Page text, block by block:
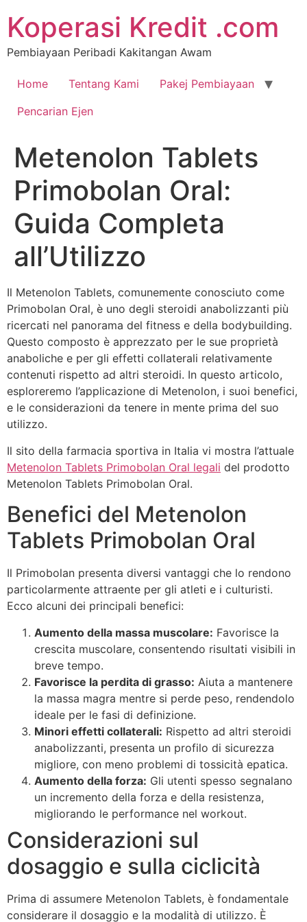
Koperasi Kredit .com
Pembiayaan Peribadi Kakitangan Awam
Home Tentang Kami
Pakej Pembiayaan
Pencarian Ejen
Metenolon Tablets
Primobolan Oral:
Guida Completa
all’Utilizzo
Il Metenolon Tablets, comunemente conosciuto come
Primobolan Oral, è uno degli steroidi anabolizzanti più
ricercati nel panorama del fitness e della bodybuilding.
Questo composto è apprezzato per le sue proprietà
anaboliche e per gli effetti collaterali relativamente
contenuti rispetto ad altri steroidi. In questo articolo,
esploreremo l’applicazione di Metenolon, i suoi benefici,
e le considerazioni da tenere in mente prima del suo
utilizzo.
Il sito della farmacia sportiva in Italia vi mostra l’attuale
Metenolon Tablets Primobolan Oral legali del prodotto
Metenolon Tablets Primobolan Oral.
Benefici del Metenolon
Tablets Primobolan Oral
Il Primobolan presenta diversi vantaggi che lo rendono
particolarmente attraente per gli atleti e i culturisti.
Ecco alcuni dei principali benefici:
Aumento della massa muscolare: Favorisce la
crescita muscolare, consentendo risultati visibili in
breve tempo.
Favorisce la perdita di grasso: Aiuta a mantenere
la massa magra mentre si perde peso, rendendolo
ideale per le fasi di definizione.
Minori effetti collaterali: Rispetto ad altri steroidi
anabolizzanti, presenta un profilo di sicurezza
migliore, con meno problemi di tossicità epatica.
Aumento della forza: Gli utenti spesso segnalano
un incremento della forza e della resistenza,
migliorando le performance nel workout.
Considerazioni sul
dosaggio e sulla ciclicità
Prima di assumere Metenolon Tablets, è fondamentale
considerare il dosaggio e la modalità di utilizzo. È